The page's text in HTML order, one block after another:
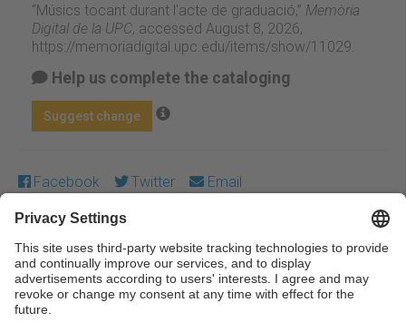
“Músics tocant durant l'acte de graduació,” Memòria
Digital de la UPC, accessed August 8, 2026,
https://memoriadigital.upc.edu/items/show/11029
Help us complete the cataloging
Suggest change
Facebook Twitter Email
Except where otherwise noted, content on this work is
licensed under a Creative Commons license:Attribution-
NonCommercial-NoDerivs 3.0 Spain